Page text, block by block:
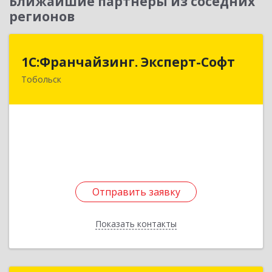
регионов
1С:Франчайзинг. Эксперт-Софт
Тобольск
Отправить заявку
Показать контакты
1С:Франчайзинг. Эксперт-Софт
626150, Тюменская обл, Тобольск г, 7-й мкр,
Отправить заявку
Назад